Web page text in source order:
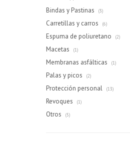
Bindas y Pastinas (3)
Carretillas y carros (6)
Espuma de poliuretano (2)
Macetas (1)
Membranas asfálticas (1)
Palas y picos (2)
Protección personal (13)
Revoques (1)
Otros (5)